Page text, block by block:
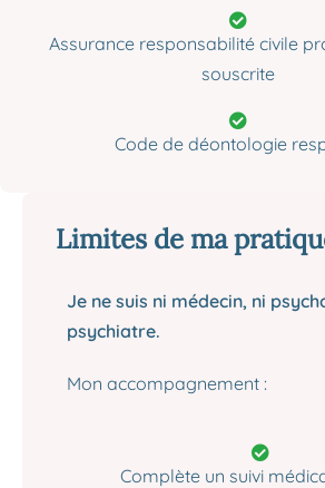
Assurance responsabilité civile
souscrite
Code de déontologie
Limites de ma
Je ne suis ni médecin, ni
psychiatre.
Mon accompagnement :
Complète un suivi